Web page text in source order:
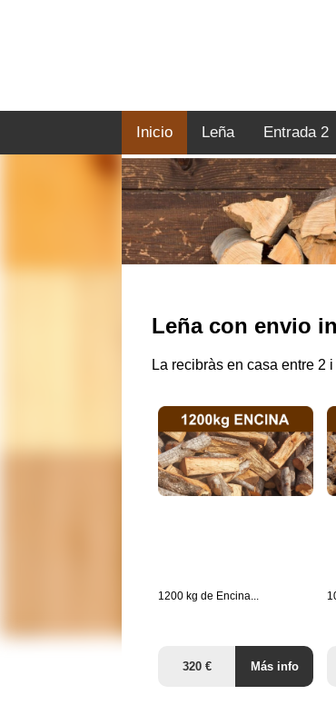
Inicio Leña Entrada 2
Leña con envio
La recibràs en casa entre 2
1200 kg de Encina...
320 € Más info